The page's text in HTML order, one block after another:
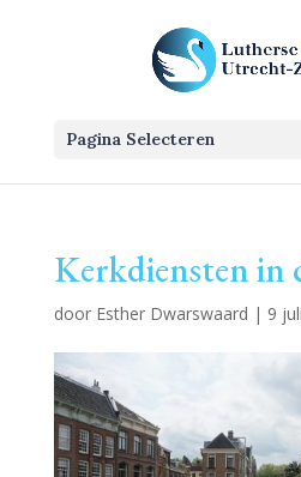
Pagina Selecteren
Kerkdiensten in
door Esther Dwarswaard | 9